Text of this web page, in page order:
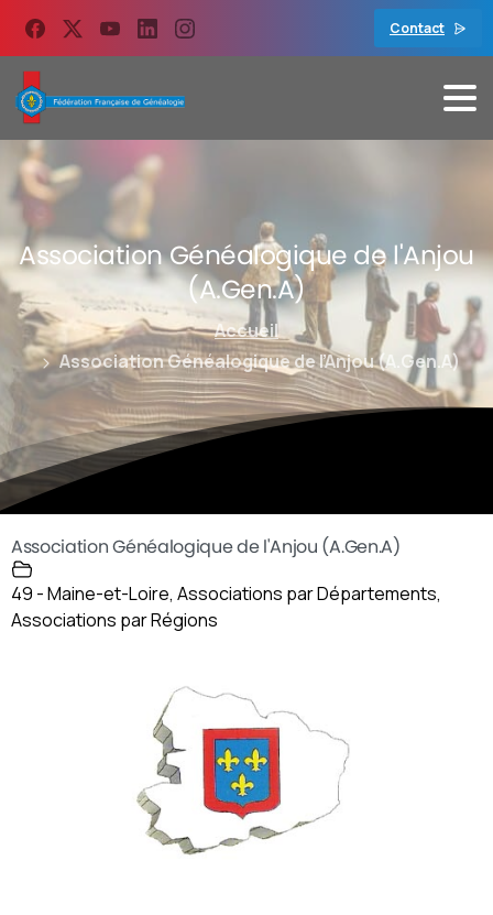
principal
Contact
AssociationGénéalogique del'Anjou
(A.Gen.A)
Accueil
Association Généalogique de l’Anjou (A.Gen.A)
Association Généalogique de l'Anjou (A.Gen.A)
49 - Maine-et-Loire, Associations par Départements,
Associations par Régions